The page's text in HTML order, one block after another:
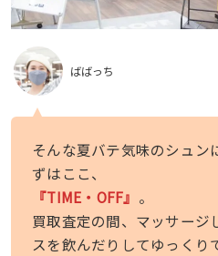
ばばっち
そんな夏バテ気味のシュン
ずはここ、
『TIME・OFF』 。
買取査定の間、マッサージ
スを飲んだりしてゆっくり